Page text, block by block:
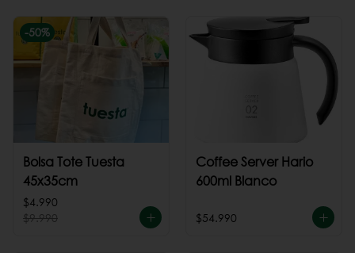
-50%
Bolsa Tote Tuesta
45x35cm
$4.990
$9.990
Coffee Server Hario
600ml Blanco
$54.990